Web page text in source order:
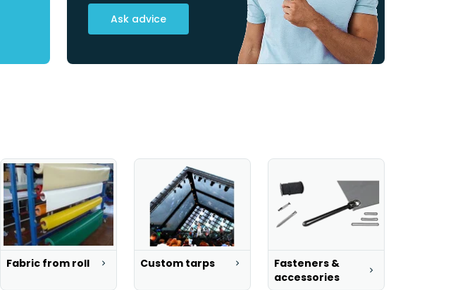
Ask advice
Fabric from roll Custom tarps
Fasteners &
accessories